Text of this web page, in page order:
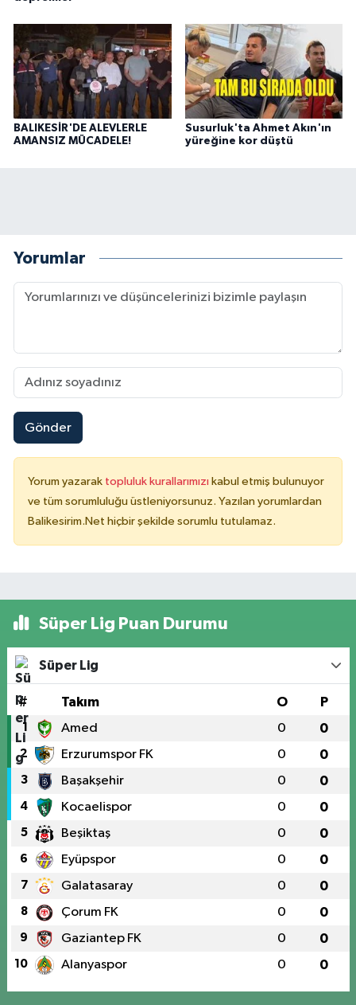
BALIKESİR'DE ALEVLERLE
AMANSIZ MÜCADELE!
Susurluk'ta Ahmet Akın'ın
yüreğine kor düştü
Yorumlar
Gönder
Yorum yazarak topluluk kurallarımızı kabul etmiş bulunuyor
ve tüm sorumluluğu üstleniyorsunuz. Yazılan yorumlardan
Balikesirim.Net hiçbir şekilde sorumlu tutulamaz.
Süper Lig Puan Durumu
Süper Lig
# Takım O P
1 Amed 0 0
2 Erzurumspor FK 0 0
3 Başakşehir 0 0
4 Kocaelispor 0 0
5 Beşiktaş 0 0
6 Eyüpspor 0 0
7 Galatasaray 0 0
8 Çorum FK 0 0
9 Gaziantep FK 0 0
10 Alanyaspor 0 0